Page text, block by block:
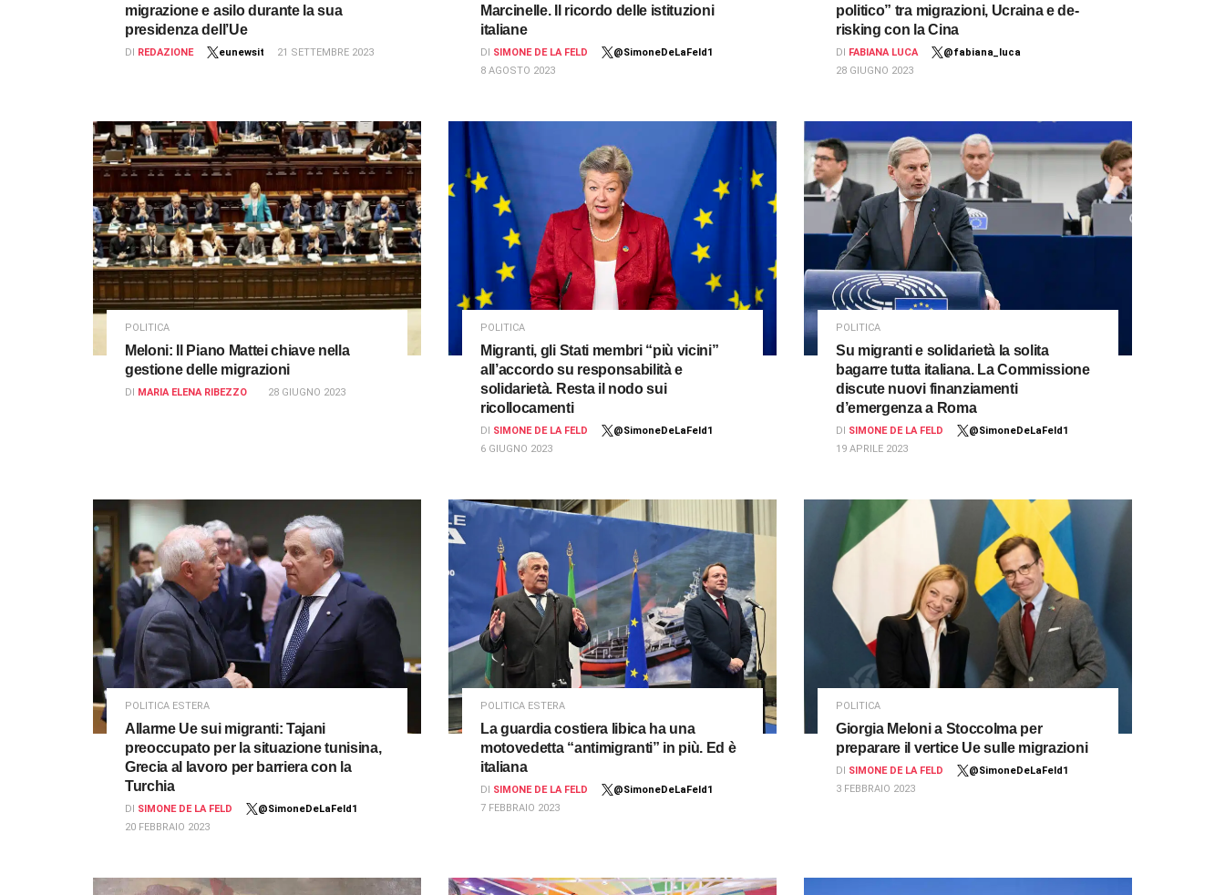
migrazione e asilo durante la sua
presidenza dell’Ue
DI REDAZIONE eunewsit 21 SETTEMBRE 2023
Marcinelle. Il ricordo delle istituzioni
italiane
DI SIMONE DE LA FELD
@SimoneDeLaFeld1
8 AGOSTO 2023
politico” tra migrazioni, Ucraina e de-
risking con la Cina
DI FABIANA LUCA
@fabiana_luca
28 GIUGNO 2023
POLITICA
Meloni: Il Piano Mattei chiave nella
gestione delle migrazioni
DI MARIA ELENA RIBEZZO 28 GIUGNO 2023
POLITICA
Migranti, gli Stati membri “più vicini”
all’accordo su responsabilità e
solidarietà. Resta il nodo sui
ricollocamenti
DI SIMONE DE LA FELD
@SimoneDeLaFeld1
6 GIUGNO 2023
POLITICA
Su migranti e solidarietà la solita
bagarre tutta italiana. La Commissione
discute nuovi finanziamenti
d’emergenza a Roma
DI SIMONE DE LA FELD
@SimoneDeLaFeld1
19 APRILE 2023
POLITICA ESTERA
Allarme Ue sui migranti: Tajani
preoccupato per la situazione tunisina,
Grecia al lavoro per barriera con la
Turchia
DI SIMONE DE LA FELD
@SimoneDeLaFeld1
20 FEBBRAIO 2023
POLITICA ESTERA
La guardia costiera libica ha una
motovedetta “antimigranti” in più. Ed è
italiana
DI SIMONE DE LA FELD
@SimoneDeLaFeld1
7 FEBBRAIO 2023
POLITICA
Giorgia Meloni a Stoccolma per
preparare il vertice Ue sulle migrazioni
DI SIMONE DE LA FELD
@SimoneDeLaFeld1
3 FEBBRAIO 2023